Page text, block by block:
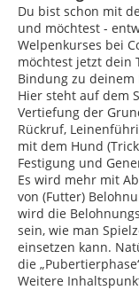
Du bist schon mit
und möchtest -
Welpenkurses bei
möchtest jetzt dein
Bindung zu
Hier steht auf dem
Vertiefung der
Rückruf,
mit dem Hund
Festigung und
Es wird mehr mit
von (Futter)
wird die
sein, wie man
einsetzen kann.
die
Weitere